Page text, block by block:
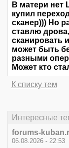
В матери нет
купил
сканер))) Но
ставлю
сканировать
может быть
разными
Может кто
К списку тем
Интересные
forums-
06.08.2026 - 22:53